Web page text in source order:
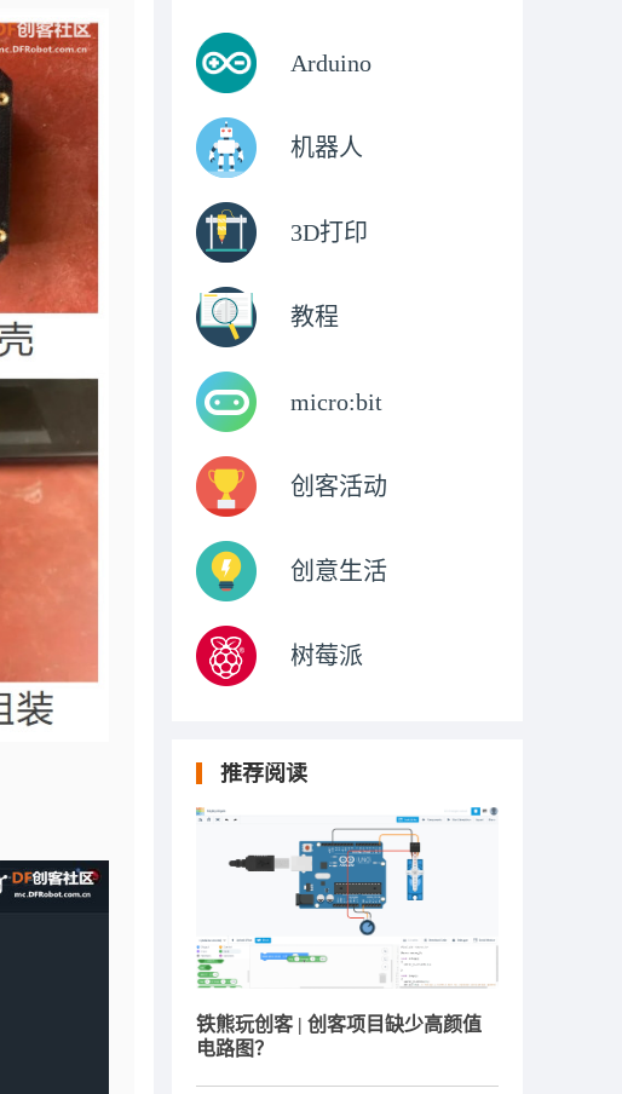
Arduino
机器人
3D打印
教程
micro:bit
创客活动
创意生活
树莓派
推荐阅读
铁熊玩创客 | 创客项目缺少高颜值
电路图？